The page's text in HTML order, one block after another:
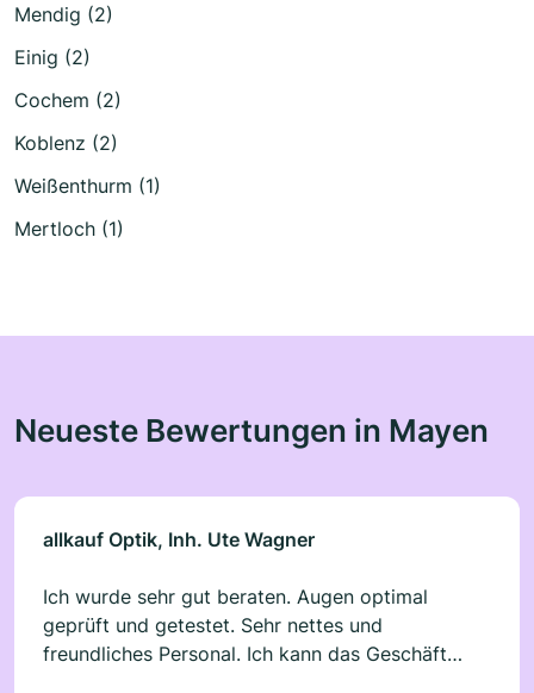
Mendig (2)
Einig (2)
Cochem (2)
Koblenz (2)
Weißenthurm (1)
Mertloch (1)
Neueste Bewertungen in Mayen
allkauf Optik, Inh. Ute Wagner
Ich wurde sehr gut beraten. Augen optimal
geprüft und getestet. Sehr nettes und
freundliches Personal. Ich kann das Geschäft